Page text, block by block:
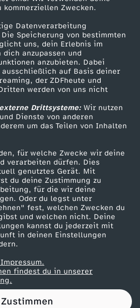
kommerziellen Zwecken.
Datenverarbeitung
Speicherung von bestimmten
uns, dein Erlebnis im
dich anzupassen und
anzubieten. Dabei
auf Basis deiner
der ZDFheute und
werden von uns nicht
Drittsysteme:Wir nutzen
Dienste von anderen
um das Teilen von Inhalten
für welche Zwecke wir deine
verarbeiten dürfen. Dies
genutztes Gerät. Mit
du deine Zustimmung zu
für die wir deine
Oder du legst unter
fest, welchen Zwecken du
und welchen nicht. Deine
kannst du jederzeit mit
in deinen Einstellungen
findest du in unserer
Zustimmen
Tickets
Zuschauerservice
Hilfe